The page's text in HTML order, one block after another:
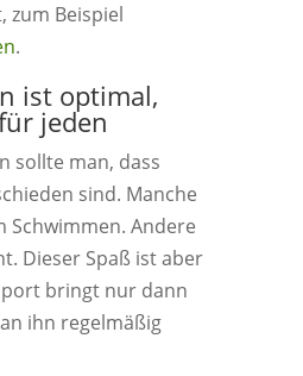
zum Beispiel
.
ist optimal,
jeden
sollte man, dass
sind. Manche
Schwimmen. Andere
Dieser Spaß ist aber
bringt nur dann
ihn regelmäßig